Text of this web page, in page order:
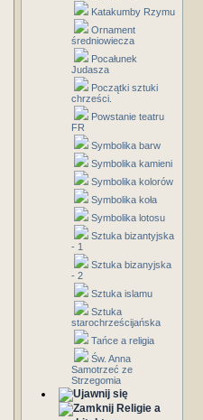
Katakumby Rzymu
Ornament
średniowiecza
Pocałunek
Judasza
Początki sztuki
chrześci.
Powstanie teatru
FR
Symbolika barw
Symbolika kamieni
Symbolika kolorów
Symbolika koła
Symbolika lotosu
Sztuka bizantyjska
- 1
Sztuka bizanyjska
- 2
Sztuka islamu
Sztuka
starochrześcijańska
Tańce a religia
Św. Anna
Samotrzeć ze
Strzegomia
Religie a